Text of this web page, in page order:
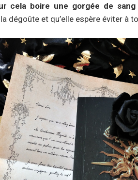
cela boire une gorgée de
dégoûte et qu’elle espère éviter à